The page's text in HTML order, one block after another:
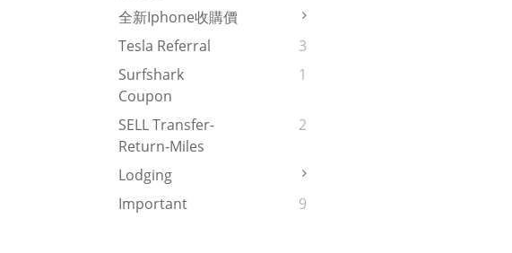
全新iphone收購價
Tesla Referral
3
Surfshark
Coupon
1
SELL Transfer-
Return-Miles
2
Lodging
Important
9